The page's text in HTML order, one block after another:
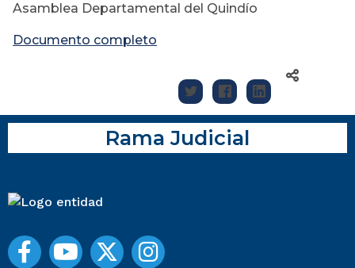
Asamblea Departamental del Quindío
Documento completo
Rama Judicial